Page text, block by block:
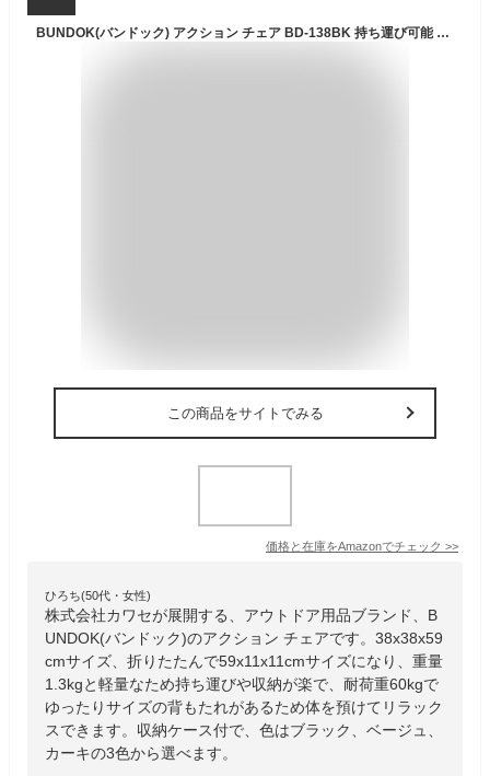
BUNDOK(バンドック) アクション チェア BD-138BK 持ち運び可能 ポリエステル・スチール ブラック 収納ケース付
この商品をサイトでみる
価格と在庫をAmazonでチェック >>
ひろち(50代・女性)
株式会社カワセが展開する、アウトドア用品ブランド、B
UNDOK(バンドック)のアクション チェアです。38x38x59
cmサイズ、折りたたんで59x11x11cmサイズになり、重量
1.3kgと軽量なため持ち運びや収納が楽で、耐荷重60kgで
ゆったりサイズの背もたれがあるため体を預けてリラック
スできます。収納ケース付で、色はブラック、ベージュ、
カーキの3色から選べます。